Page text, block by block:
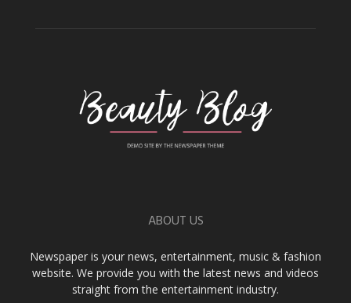
ABOUT US
Newspaper is your news, entertainment, music & fashion
website. We provide you with the latest news and videos
straight from the entertainment industry.